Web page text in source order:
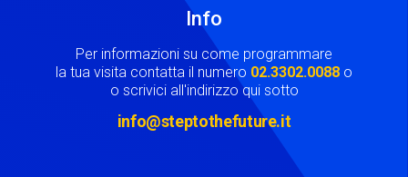
Info
Per informazioni su come programmare
la tua visita contatta il numero 02.3302.0088 o
o scrivici all'indirizzo qui sotto
info@steptothefuture.it